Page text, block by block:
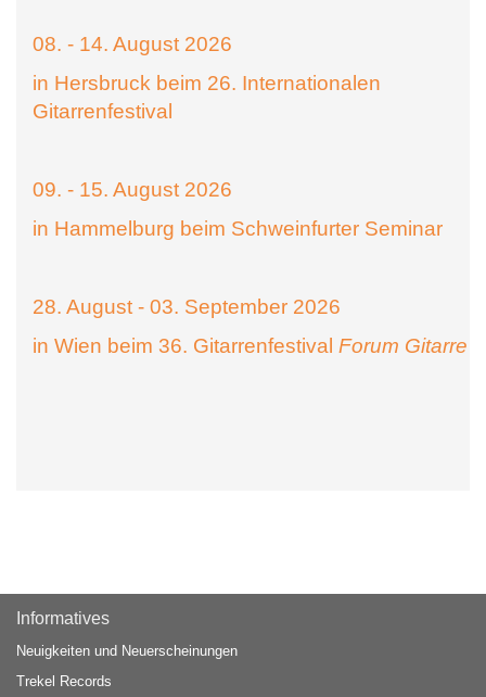
08. - 14. August 2026
in Hersbruck beim 26. Internationalen
Gitarrenfestival
09. - 15. August 2026
in Hammelburg beim Schweinfurter Seminar
28. August - 03. September 2026
in Wien beim 36. Gitarrenfestival Forum Gitarre
Informatives
Neuigkeiten und Neuerscheinungen
Trekel Records